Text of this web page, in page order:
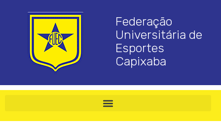
Federação
Universitária de
Esportes
Capixaba